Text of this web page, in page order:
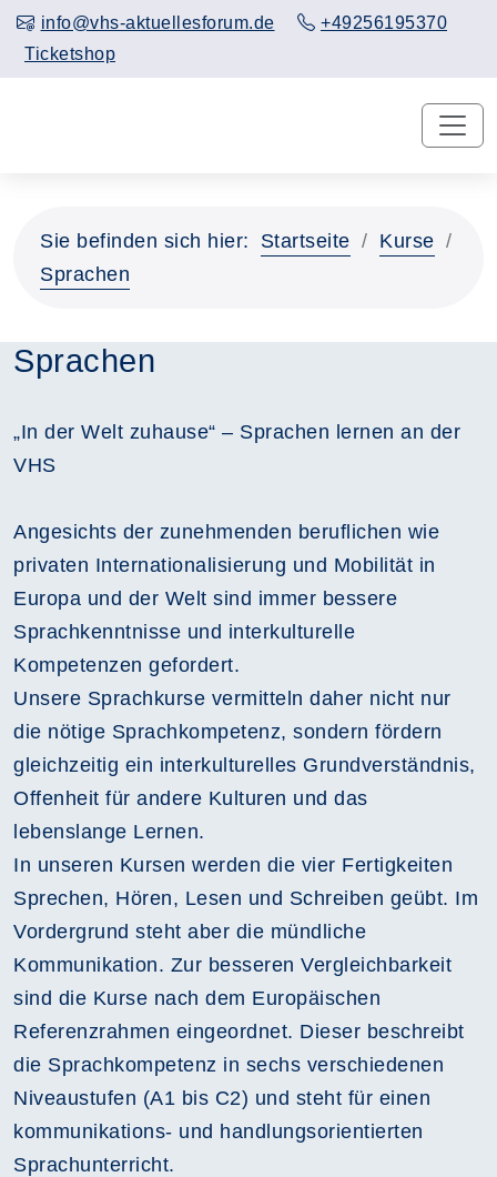
info@vhs-aktuellesforum.de
+49256195370
Ticketshop
Sie befinden sich hier: Startseite
Kurse
Sprachen
Sprachen
„In der Welt zuhause“ – Sprachen lernen an der
VHS
Angesichts der zunehmenden beruflichen wie
privaten Internationalisierung und Mobilität in
Europa und der Welt sind immer bessere
Sprachkenntnisse und interkulturelle
Kompetenzen gefordert.
Unsere Sprachkurse vermitteln daher nicht nur
die nötige Sprachkompetenz, sondern fördern
gleichzeitig ein interkulturelles Grundverständnis,
Offenheit für andere Kulturen und das
lebenslange Lernen.
In unseren Kursen werden die vier Fertigkeiten
Sprechen, Hören, Lesen und Schreiben geübt. Im
Vordergrund steht aber die mündliche
Kommunikation. Zur besseren Vergleichbarkeit
sind die Kurse nach dem Europäischen
Referenzrahmen eingeordnet. Dieser beschreibt
die Sprachkompetenz in sechs verschiedenen
Niveaustufen (A1 bis C2) und steht für einen
kommunikations- und handlungsorientierten
Sprachunterricht.